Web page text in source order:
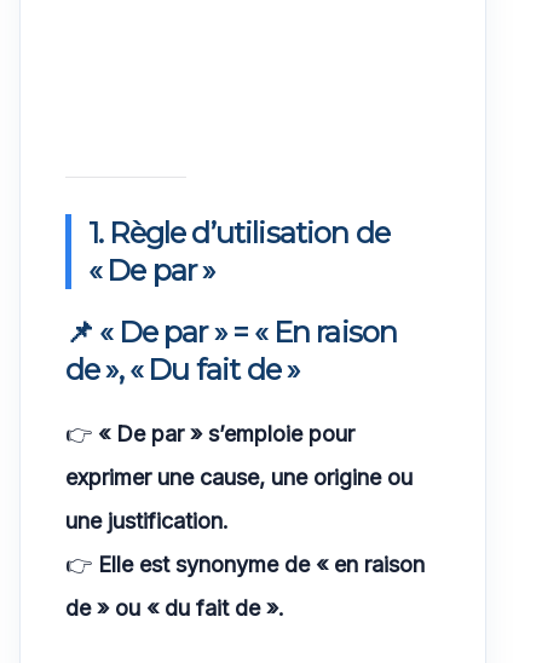
1. Règle d’utilisation de
« De par »
📌 « De par » = « En raison
de », « Du fait de »
👉 « De par » s’emploie pour
exprimer une cause, une origine ou
une justification.
👉 Elle est synonyme de « en raison
de » ou « du fait de ».